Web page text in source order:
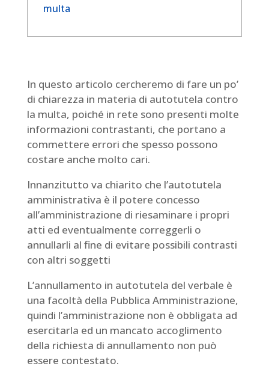
multa
In questo articolo cercheremo di fare un po’
di chiarezza in materia di autotutela contro
la multa, poiché in rete sono presenti molte
informazioni contrastanti, che portano a
commettere errori che spesso possono
costare anche molto cari.
Innanzitutto va chiarito che l’autotutela
amministrativa è il potere concesso
all’amministrazione di riesaminare i propri
atti ed eventualmente correggerli o
annullarli al fine di evitare possibili contrasti
con altri soggetti
L’annullamento in autotutela del verbale è
una facoltà della Pubblica Amministrazione,
quindi l’amministrazione non è obbligata ad
esercitarla ed un mancato accoglimento
della richiesta di annullamento non può
essere contestato.